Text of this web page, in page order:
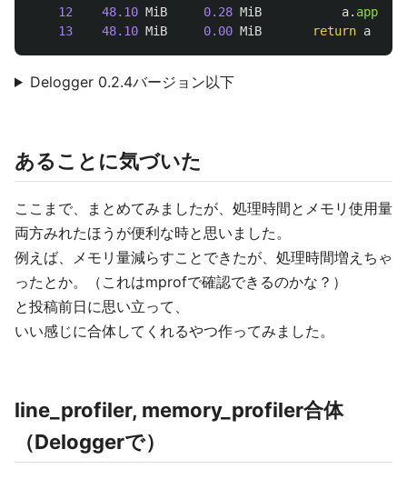
12 48.10 MiB 0.28 MiB a. append
13
48.10 MiB 0.00 MiB return a
Delogger 0.2.4バージョン以下
あることに気づいた
ここまで、まとめてみましたが、処理時間とメモリ使用量
両方みれたほうが便利な時と思いました。
例えば、メモリ量減らすことできたが、処理時間増えちゃ
ったとか。（これはmprofで確認できるのかな？）
と投稿前日に思い立って、
いい感じに合体してくれるやつ作ってみました。
line_profiler, memory_profiler合体
（Deloggerで）